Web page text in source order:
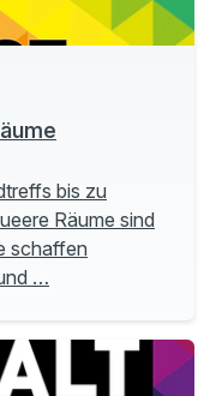
bis zu
Räume sind
schaffen
…